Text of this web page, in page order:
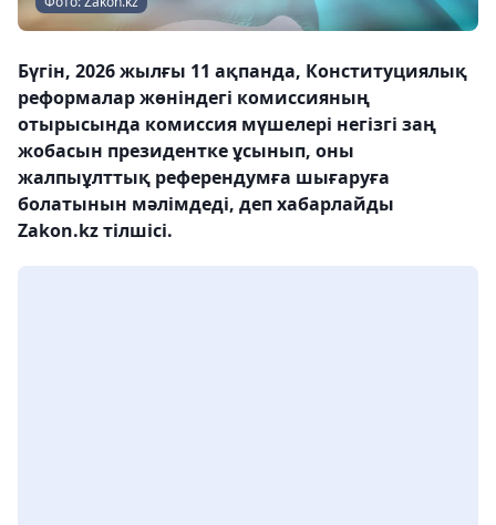
Бүгін, 2026 жылғы 11 ақпанда, Конституциялық
реформалар жөніндегі комиссияның
отырысында комиссия мүшелері негізгі заң
жобасын президентке ұсынып, оны
жалпыұлттық референдумға шығаруға
болатынын мәлімдеді, деп хабарлайды
Zakon.kz тілшісі.